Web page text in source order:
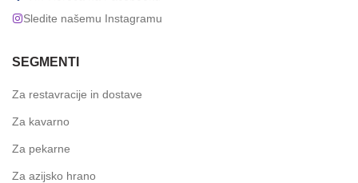
Sledite našemu Instagramu
SEGMENTI
Za restavracije in dostave
Za kavarno
Za pekarne
Za azijsko hrano